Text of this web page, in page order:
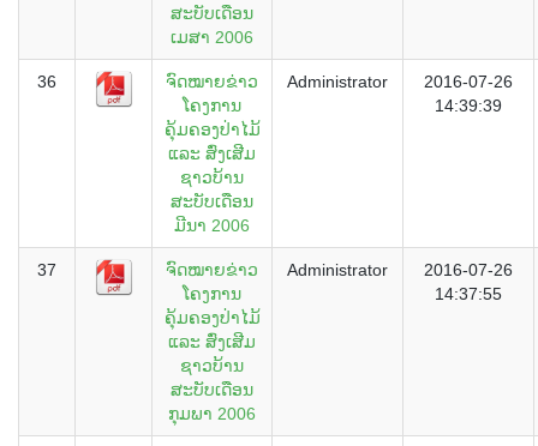
ສະບັບເດືອນ
ເມສາ 2006
36
ຈົດໝາຍຂ່າວ
ໂຄງການ
ຄຸ້ມຄອງປ່າໄມ້
ແລະ ສົ່ງເສີມ
ຊາວບ້ານ
ສະບັບເດືອນ
ມີນາ 2006
Administrator
2016-07-26
14:39:39
37
ຈົດໝາຍຂ່າວ
ໂຄງການ
ຄຸ້ມຄອງປ່າໄມ້
ແລະ ສົ່ງເສີມ
ຊາວບ້ານ
ສະບັບເດືອນ
ກຸມພາ 2006
Administrator
2016-07-26
14:37:55